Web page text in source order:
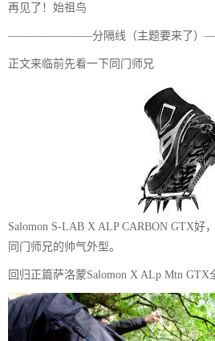
再见了！始祖鸟
———————–分隔线（主题要来
正文来临前先看一下同门师兄
Salomon S-LAB X ALP CARBON GTX好
同门师兄的帅气外型。
回归正篇萨洛蒙Salomon X ALp Mtn